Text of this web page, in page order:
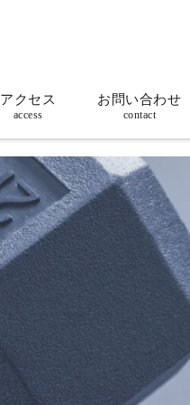
アクセス
access
お問い合わせ
contact